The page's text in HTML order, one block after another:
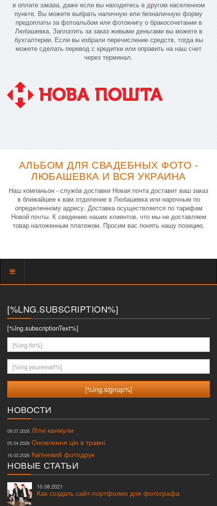
в оплате заказа, даже если вы находитесь в другом населенном
пункте. Вы можете выбрать наличную или безналичную форму
предоплаты за фотоальбом или фотокнигу о бракосочетании в
Любашевка. Заплатить за заказ живыми деньгами вы можете в
бухгалтерии. Если вы избрали перечисление средств, тогда вы
можете сделать перевод с кредитки или оправить на наш счет
через терминал.
АЛЬБОМ ДЛЯ СВАДЕБНЫХ ФОТО -
ЛЮБАШЕВКА И ВСЯ УКРАИНА
Наш компаньон - служба доставки Новая почта доставит ваш заказ
в ближайшее к вам отделение в Любашевка или нарочным по
определенному адресу. Доставка осуществляется по тарифам
Новой почты. К сведению наших клиентов, что мы не доставляем
товар наложенным платежом. Просим вас понять нашу позицию.
Показать
[%LNG.SUBSCRIPTION%]
[%lng.subscriptionText%]
[%lng.fio%]
[%lng.youremail%]
НОВОСТИ
09.07.2026 Літні канікули
05.04.2026 Оновлення цін в травні
16.03.2026 Квітневий фотодрук
НОВЫЕ СТАТЬИ
10.08.2021
Как создать сайт-портфолио для фотографа